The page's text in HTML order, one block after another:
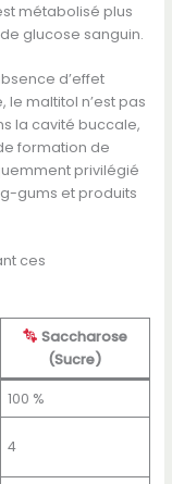
métabolisé plus
glucose sanguin.
d’effet
maltitol n’est pas
la cavité buccale,
formation de
privilégié
gums et produits
ces
Saccharose
(Sucre)
100 %
4